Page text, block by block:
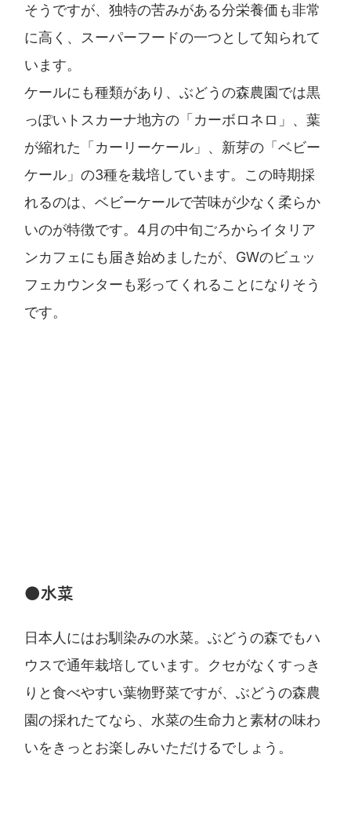
そうですが、独特の苦みがある分栄養価も非常
に高く、スーパーフードの一つとして知られて
います。
ケールにも種類があり、ぶどうの森農園では黒
っぽいトスカーナ地方の「カーボロネロ」、葉
が縮れた「カーリーケール」、新芽の「ベビー
ケール」の3種を栽培しています。この時期採
れるのは、ベビーケールで苦味が少なく柔らか
いのが特徴です。4月の中旬ごろからイタリア
ンカフェにも届き始めましたが、GWのビュッ
フェカウンターも彩ってくれることになりそう
です。
●水菜
日本人にはお馴染みの水菜。ぶどうの森でもハ
ウスで通年栽培しています。クセがなくすっき
りと食べやすい葉物野菜ですが、ぶどうの森農
園の採れたてなら、水菜の生命力と素材の味わ
いをきっとお楽しみいただけるでしょう。